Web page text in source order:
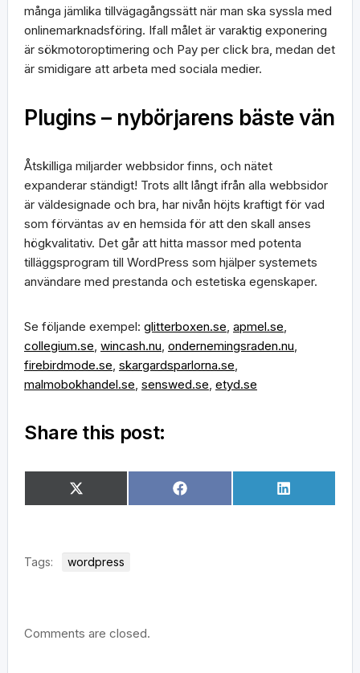
många jämlika tillvägagångssätt när man ska syssla med
onlinemarknadsföring. Ifall målet är varaktig exponering
är sökmotoroptimering och Pay per click bra, medan det
är smidigare att arbeta med sociala medier.
Plugins – nybörjarens bäste vän
Åtskilliga miljarder webbsidor finns, och nätet
expanderar ständigt! Trots allt långt ifrån alla webbsidor
är väldesignade och bra, har nivån höjts kraftigt för vad
som förväntas av en hemsida för att den skall anses
högkvalitativ. Det går att hitta massor med potenta
tilläggsprogram till WordPress som hjälper systemets
användare med prestanda och estetiska egenskaper.
Se följande exempel: glitterboxen.se, apmel.se,
collegium.se, wincash.nu, ondernemingsraden.nu,
firebirdmode.se, skargardsparlorna.se,
malmobokhandel.se, senswed.se, etyd.se
Share this post:
Dela
på
X
(Twitter)
Dela
på
Facebook Dela
på
LinkedIn
Tags: wordpress
Comments are closed.